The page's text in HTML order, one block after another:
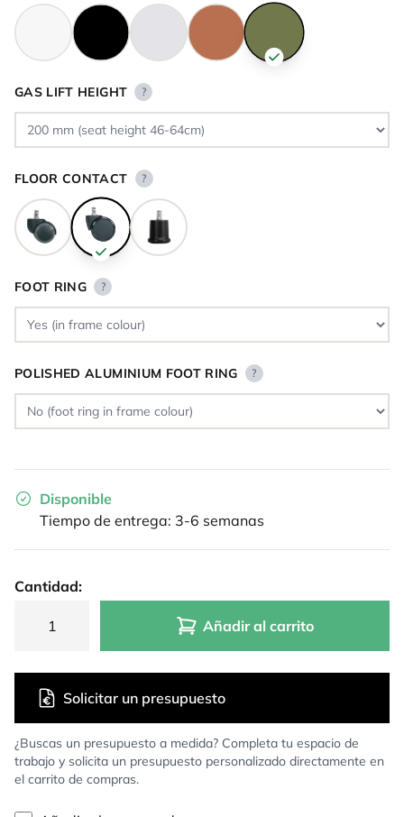
GAS LIFT HEIGHT ?
FLOOR CONTACT ?
FOOT RING ?
POLISHED ALUMINIUM FOOT RING ?
Disponible
Tiempo de entrega: 3-6 semanas
Cantidad:
Añadir al carrito
¿Buscas un presupuesto a medida? Completa tu espacio de
trabajo y solicita un presupuesto personalizado directamente en
el carrito de compras.
Solicitar un presupuesto